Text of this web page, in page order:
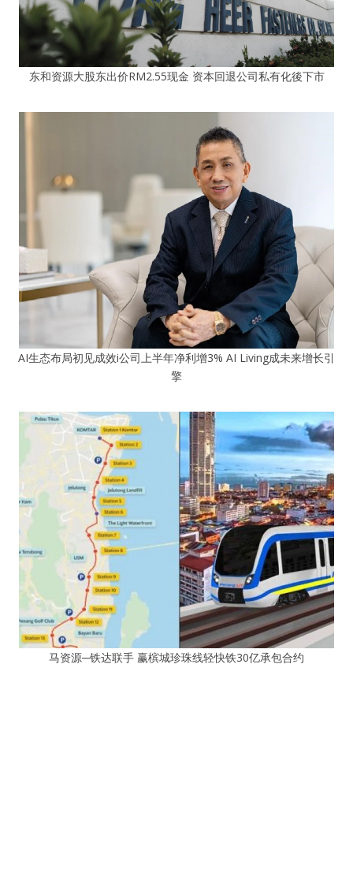
东和资源大股东出价RM2.55现金 资本回退公司私有化後下市
AI生态布局初见成效i公司上半年净利增3% AI Living成未来增长引
擎
马资源─铁达联手 赢槟城珍珠线轻快铁30亿承包合约